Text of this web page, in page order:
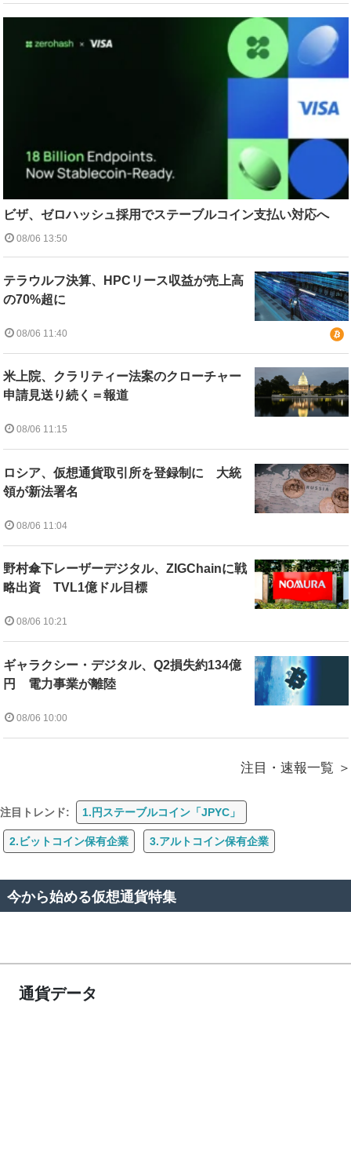
ビザ、ゼロハッシュ採用でステーブルコイン支払い対応へ
08/06 13:50
テラウルフ決算、HPCリース収益が売上高
の70%超に
08/06 11:40
米上院、クラリティー法案のクローチャー
申請見送り続く＝報道
08/06 11:15
ロシア、仮想通貨取引所を登録制に 大統
領が新法署名
08/06 11:04
野村傘下レーザーデジタル、ZIGChainに戦
略出資 TVL1億ドル目標
08/06 10:21
ギャラクシー・デジタル、Q2損失約134億
円 電力事業が離陸
08/06 10:00
注目・速報一覧
注目トレンド: 1.円ステーブルコイン「JPYC」
2.ビットコイン保有企業 3.アルトコイン保有企業
今から始める仮想通貨特集
通貨データ